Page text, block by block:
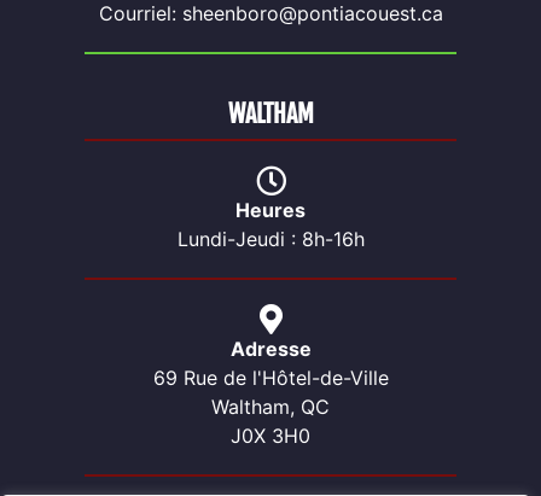
Courriel: sheenboro@pontiacouest.ca
Heures
Lundi-Jeudi : 8h-16h
Adresse
69 Rue de l'Hôtel-de-Ville
Waltham, QC
J0X 3H0
WALTHAM